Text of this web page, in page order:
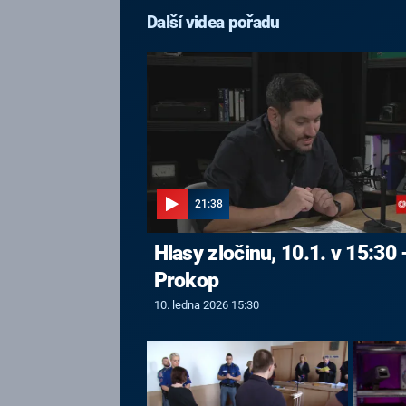
Další videa pořadu
21:38
Hlasy zločinu, 10.1. v 15:30
Prokop
10. ledna 2026 15:30